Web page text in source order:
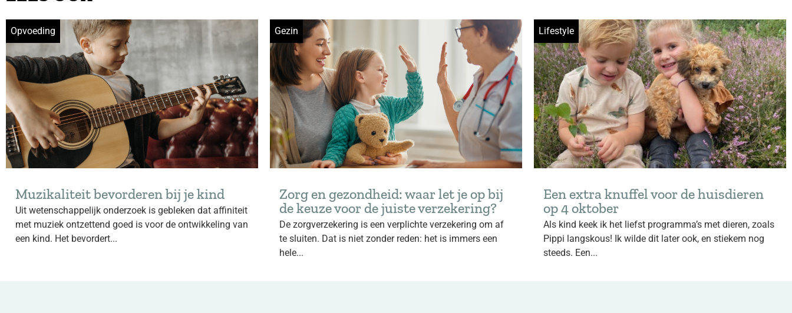
Opvoeding
Muzikaliteit bevorderen bij je kind
Uit wetenschappelijk onderzoek is gebleken dat affiniteit
met muziek ontzettend goed is voor de ontwikkeling van
een kind. Het bevordert...
Gezin
Zorg en gezondheid: waar let je op bij
de keuze voor de juiste verzekering?
De zorgverzekering is een verplichte verzekering om af
te sluiten. Dat is niet zonder reden: het is immers een
hele...
Lifestyle
Een extra knuffel voor de huisdieren
op 4 oktober
Als kind keek ik het liefst programma’s met dieren, zoals
Pippi langskous! Ik wilde dit later ook, en stiekem nog
steeds. Een...